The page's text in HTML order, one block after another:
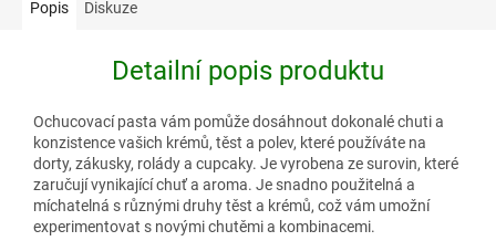
Popis Diskuze
Detailní popis produktu
Ochucovací pasta vám pomůže dosáhnout dokonalé chuti a
konzistence vašich krémů, těst a polev, které používáte na
dorty, zákusky, rolády a cupcaky. Je vyrobena ze surovin, které
zaručují vynikající chuť a aroma. Je snadno použitelná a
míchatelná s různými druhy těst a krémů, což vám umožní
experimentovat s novými chutěmi a kombinacemi.